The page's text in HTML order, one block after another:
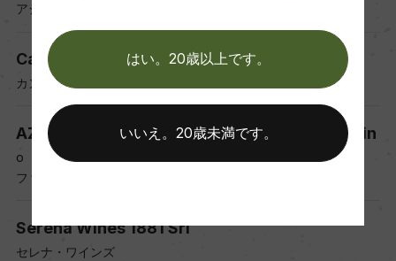
アジィエンダ・アグリコーラ・ダル・フォルノ・ロマーノ
Cantine Aurora
カンティーネ・アウローラ
AZ. AGR. Fasoli Gino di Fasoli Amadio e Natalin
o
ファゾーリ・ジーノ
Serena Wines 1881 Srl
セレナ・ワインズ
はい。20歳以上です。
いいえ。20歳未満です。